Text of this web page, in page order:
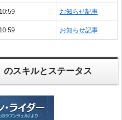
お知らせ記事
お知らせ記事
のスキルとステータス